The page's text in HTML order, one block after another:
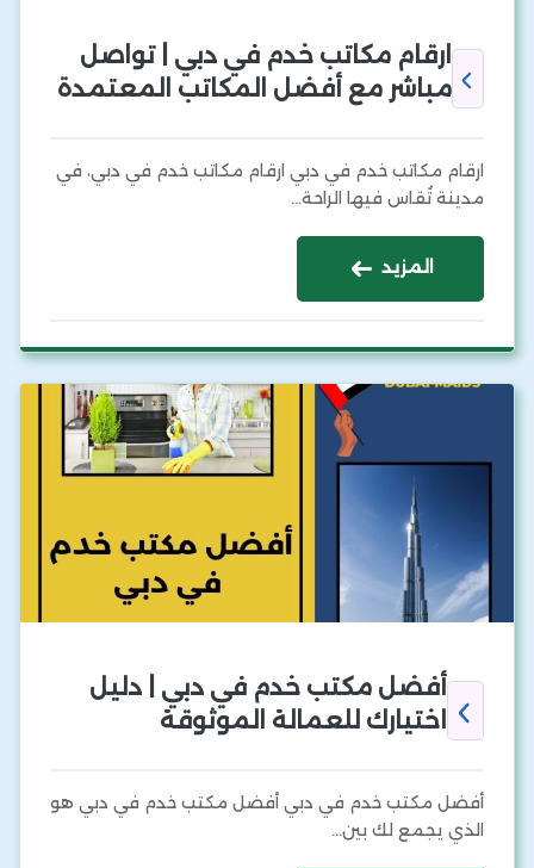
ارقام مكاتب خدم في دبي | تواصل
مباشر مع أفضل المكاتب المعتمدة
ارقام مكاتب خدم في دبي ارقام مكاتب خدم في دبي، في
مدينة تُقاس فيها الراحة…
المزيد
أفضل مكتب خدم في دبي | دليل
اختيارك للعمالة الموثوقة
أفضل مكتب خدم في دبي أفضل مكتب خدم في دبي هو
الذي يجمع لك بين…